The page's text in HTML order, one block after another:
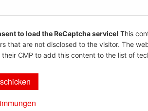
to load the ReCaptcha service! This
that are not disclosed to the visitor. The
CMP to add this content to the list of